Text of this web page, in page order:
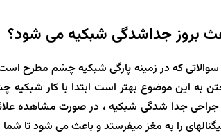
بروز جداشدگی شبکیه می شود؟
سوالاتی که در زمینه پارگی شبکیه چشم
به این موضوع بهتر است ابتدا با کار شبکیه
جراحی جدا شدگی شبکیه ، در صورت مشاهده
را به مغز میفرستد و باعث می شود تا شما